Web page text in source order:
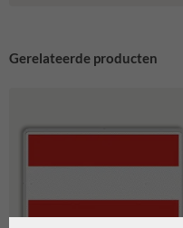
Gerelateerde producten